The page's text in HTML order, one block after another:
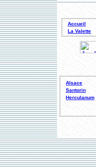
Accueil
La Valette
Alsace
Santorin
Herculanum